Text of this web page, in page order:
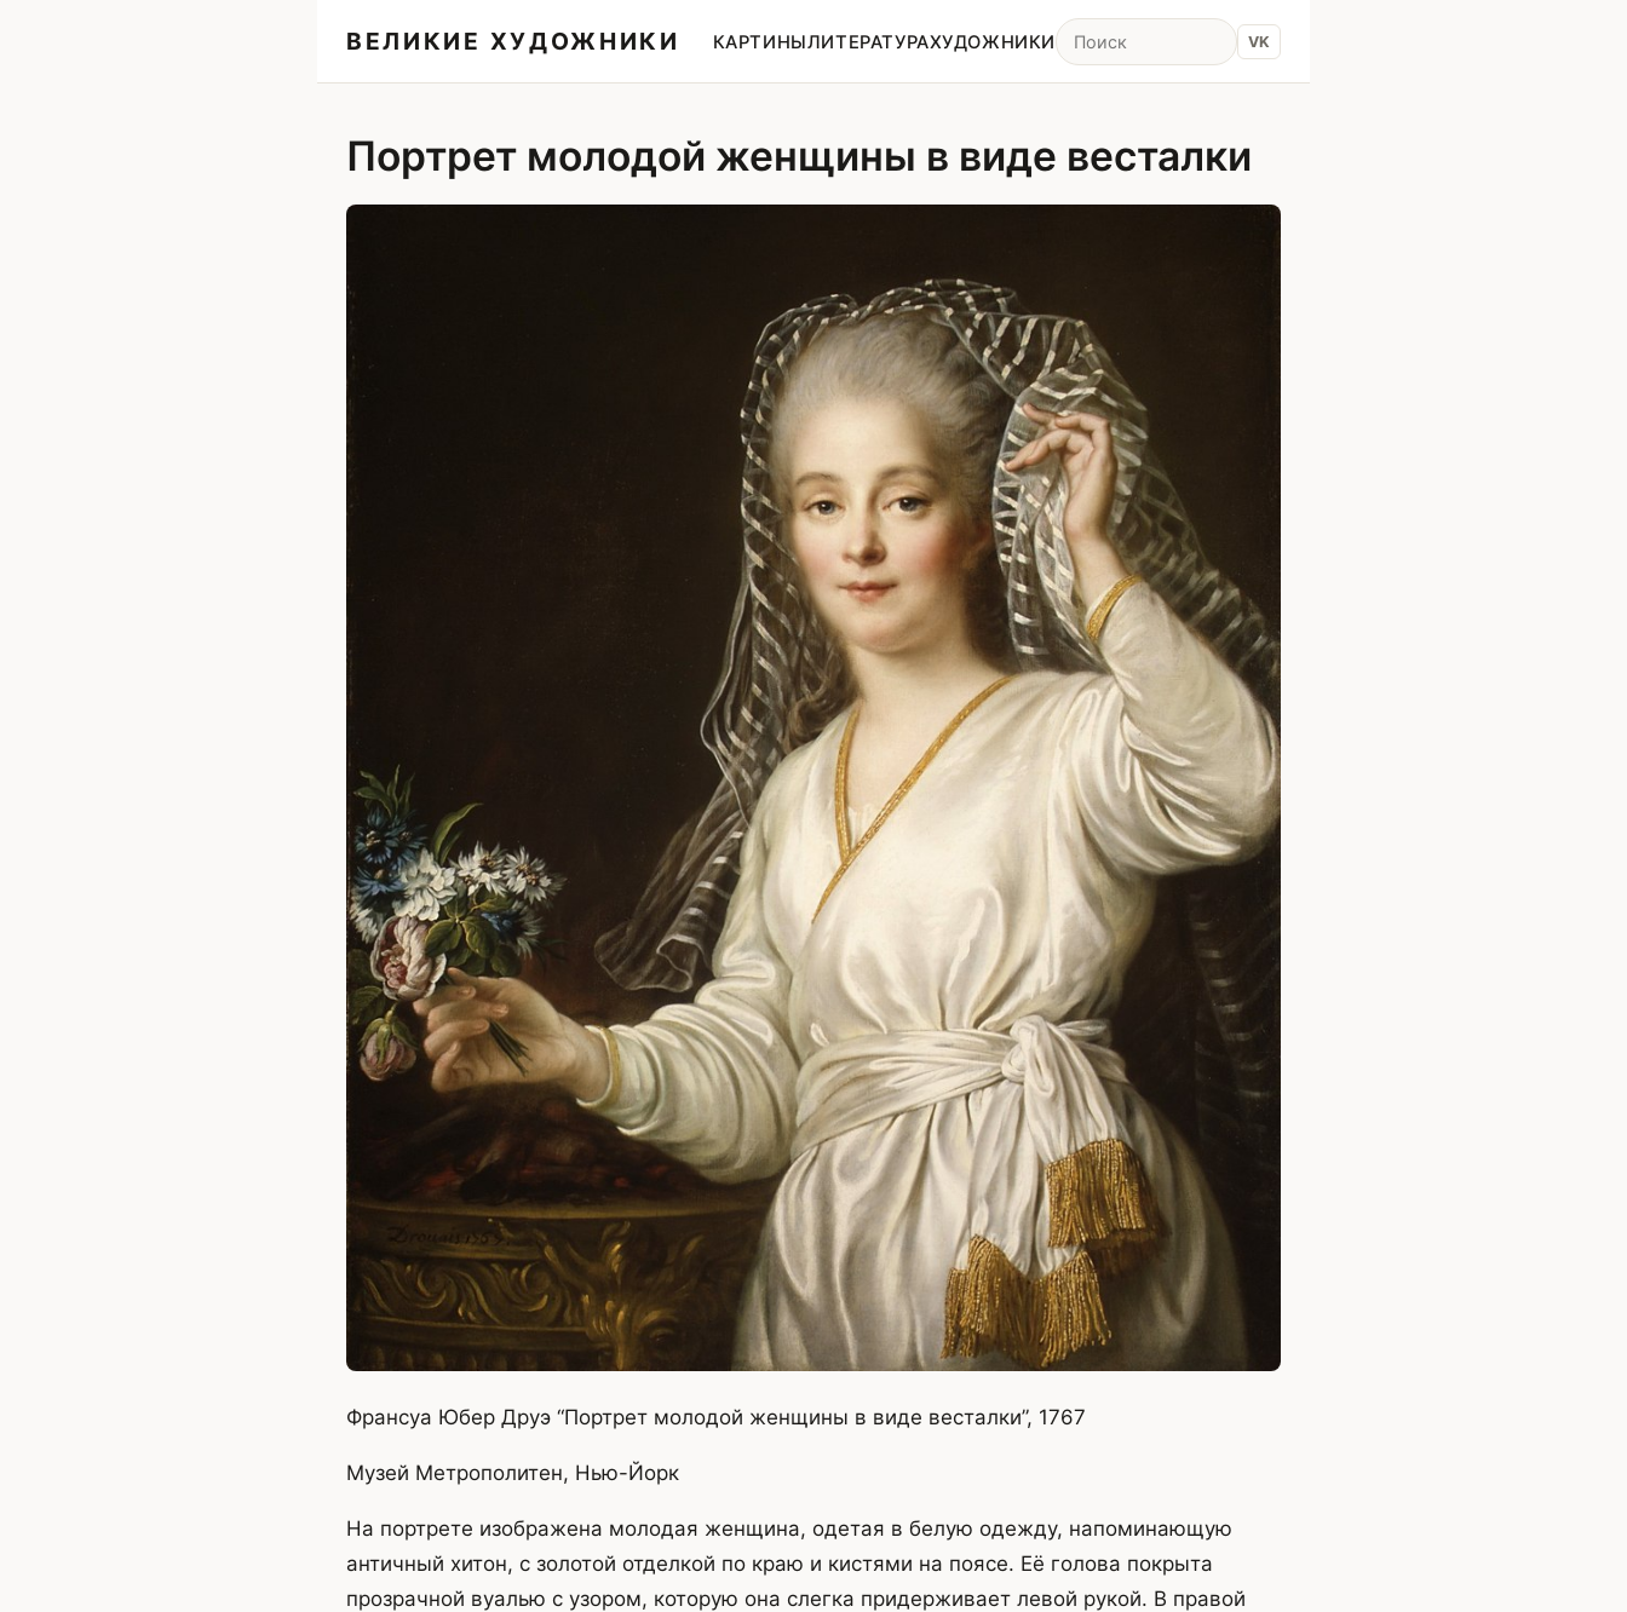
ВЕЛИКИЕ ХУДОЖНИКИ КАРТИНЫЛИТЕРАТУРАХУДОЖНИКИ VK
Портрет молодой женщины в виде весталки
Франсуа Юбер Друэ “Портрет молодой женщины в виде весталки”, 1767
Музей Метрополитен, Нью-Йорк
На портрете изображена молодая женщина, одетая в белую одежду, напоминающую
античный хитон, с золотой отделкой по краю и кистями на поясе. Её голова покрыта
прозрачной вуалью с узором, которую она слегка придерживает левой рукой. В правой